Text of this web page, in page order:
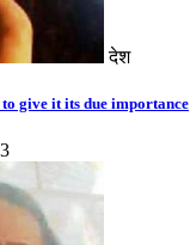
देश
give it its due importance